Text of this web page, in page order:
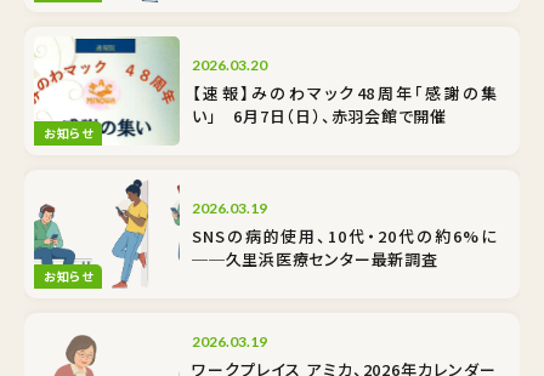
お知らせ
2026.03.20
【速報】みのわマック48周年「感謝の集
い」 6月7日（日）、赤羽会館で開催
お知らせ
2026.03.19
SNSの病的使用、10代・20代の約6%に
──久里浜医療センター最新調査
2026.03.19
ワークプレイス アミカ、2026年カレンダー